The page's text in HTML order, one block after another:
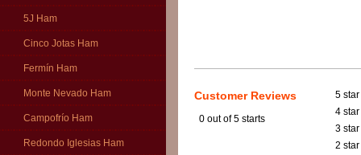
5J Ham
Cinco Jotas Ham
Fermín Ham
Monte Nevado Ham
Campofrío Ham
Redondo Iglesias Ham
Customer Reviews
0 out of 5 starts
5 star
4 star
3 star
2 star